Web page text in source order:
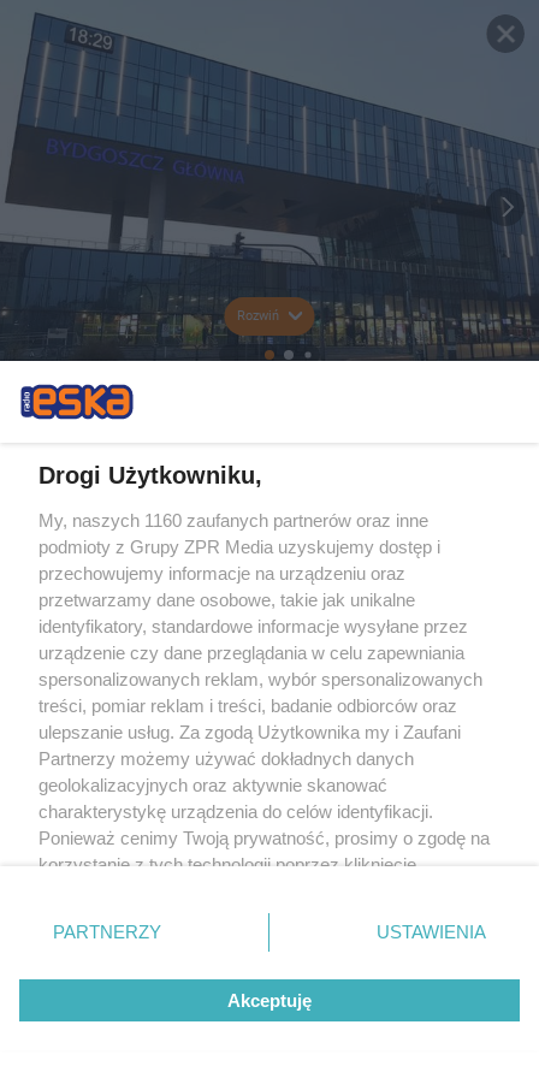
Rozwiń
Drogi Użytkowniku,
My, naszych 1160 zaufanych partnerów oraz inne
podmioty z Grupy ZPR Media uzyskujemy dostęp i
przechowujemy informacje na urządzeniu oraz
przetwarzamy dane osobowe, takie jak unikalne
identyfikatory, standardowe informacje wysyłane przez
urządzenie czy dane przeglądania w celu zapewniania
spersonalizowanych reklam, wybór spersonalizowanych
treści, pomiar reklam i treści, badanie odbiorców oraz
ulepszanie usług. Za zgodą Użytkownika my i Zaufani
Partnerzy możemy używać dokładnych danych
geolokalizacyjnych oraz aktywnie skanować
charakterystykę urządzenia do celów identyfikacji.
Ponieważ cenimy Twoją prywatność, prosimy o zgodę na
korzystanie z tych technologii poprzez kliknięcie
zmienić/wycofać klikając przycisk ustawień prywatności
znajdujący się w lewym dolnym rogu strony
rodzaje przetwarzania danych nie wymagają zgody
użytkownika, ale masz prawo sprzeciwić się takiemu
przetwarzaniu. Preferencje będą miały zastosowanie tylko
PARTNERZY USTAWIENIA
Akceptuję